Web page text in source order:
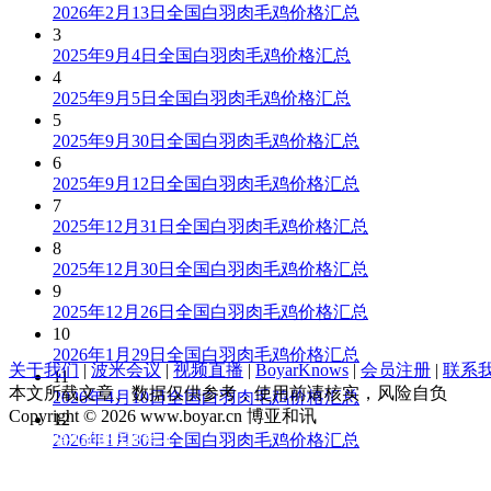
2026年2月13日全国白羽肉毛鸡价格汇总
3
2025年9月4日全国白羽肉毛鸡价格汇总
4
2025年9月5日全国白羽肉毛鸡价格汇总
5
2025年9月30日全国白羽肉毛鸡价格汇总
6
2025年9月12日全国白羽肉毛鸡价格汇总
7
2025年12月31日全国白羽肉毛鸡价格汇总
8
2025年12月30日全国白羽肉毛鸡价格汇总
9
2025年12月26日全国白羽肉毛鸡价格汇总
10
2026年1月29日全国白羽肉毛鸡价格汇总
11
2026年4月10日全国白羽肉毛鸡价格汇总
12
2026年1月30日全国白羽肉毛鸡价格汇总
关于我们 | 波米会议 | 视频直播 | BoyarKnows| 会员注册 | 联系
本文所载文章、数据仅供参考，使用前请核实，风险自负
Copyright © 2026 www.boyar.cn 博亚和讯
京ICP备13008321号-1